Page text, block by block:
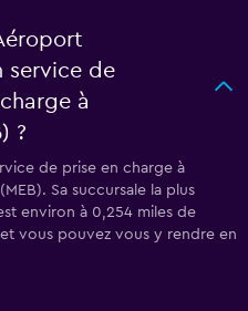
service de
à
?
de prise en charge à
Sa succursale la plus
environ à 0,254 miles de
vous pouvez vous y rendre en